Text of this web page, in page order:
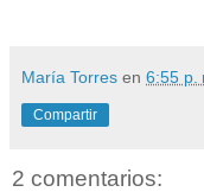
María Torres en 6:55 p.
Compartir
2 comentarios: